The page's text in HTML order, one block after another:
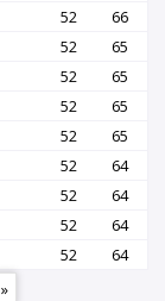
52
66
52
65
52
65
52
65
52
65
52
64
52
64
52
64
52
64
»